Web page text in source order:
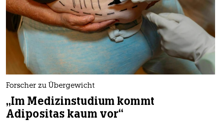
Forscher zu Übergewicht
„Im Medizinstudium kommt
Adipositas kaum vor“